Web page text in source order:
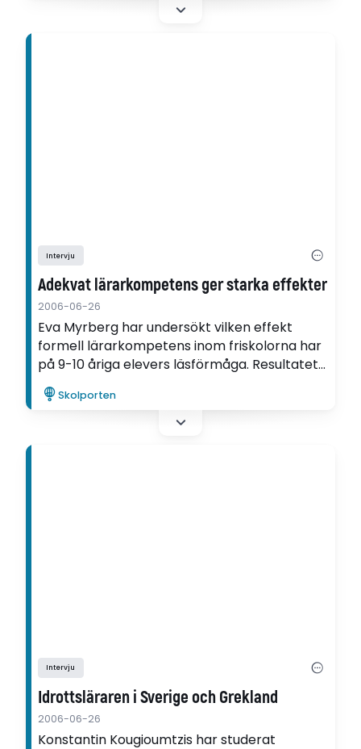
Intervju
Adekvat lärarkompetens ger starka effekter
2006-06-26
Eva Myrberg har undersökt vilken effekt
formell lärarkompetens inom friskolorna har
på 9-10 åriga elevers läsförmåga. Resultatet
var entydigt: lärarkompetens har stark effekt
på elevernas läs-förmåga, men lika god
effekt har den sociala snedrekryteringen.
Skolporten
Intervju
Idrottsläraren i Sverige och Grekland
2006-06-26
Konstantin Kougioumtzis har studerat